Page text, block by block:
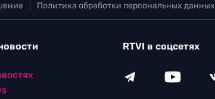
Политика обработки персональных данных
RTVI в соцсетях